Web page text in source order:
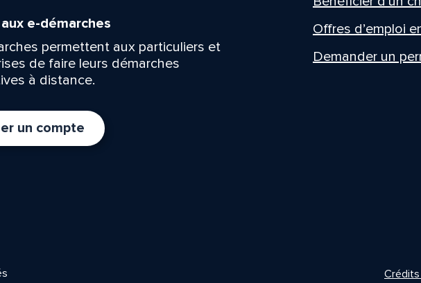
e-démarches
permettent aux particuliers et
de faire leurs démarches
à distance.
un compte
Offres d’emploi
Demander un